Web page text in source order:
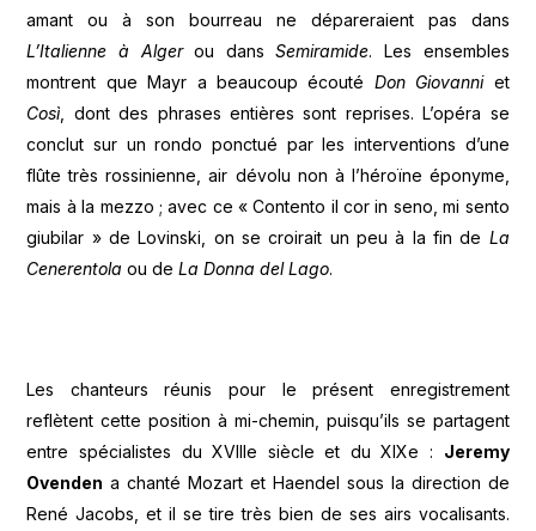
amant ou à son bourreau ne dépareraient pas dans
L’Italienne à Algerou dansSemiramide. Les ensembles
montrent que Mayr a beaucoup écouté Don Giovanniet
Così , dont des phrases entières sont reprises. L’opéra se
conclut sur un rondo ponctué par les interventions d’une
flûte très rossinienne, air dévolu non à l’héroïne éponyme,
mais à la mezzo ; avec ce « Contento il cor in seno, mi sento
giubilar » de Lovinski, on se croirait un peu à la fin de La
Cenerentolaou deLa Donna del Lago.
Les chanteurs réunis pour le présent enregistrement
reflètent cette position à mi-chemin, puisqu’ils se partagent
entre spécialistes du XVIIIe siècle et du XIXe : Jeremy
Ovenden a chanté Mozart et Haendel sous la direction de
René Jacobs, et il se tire très bien de ses airs vocalisants.